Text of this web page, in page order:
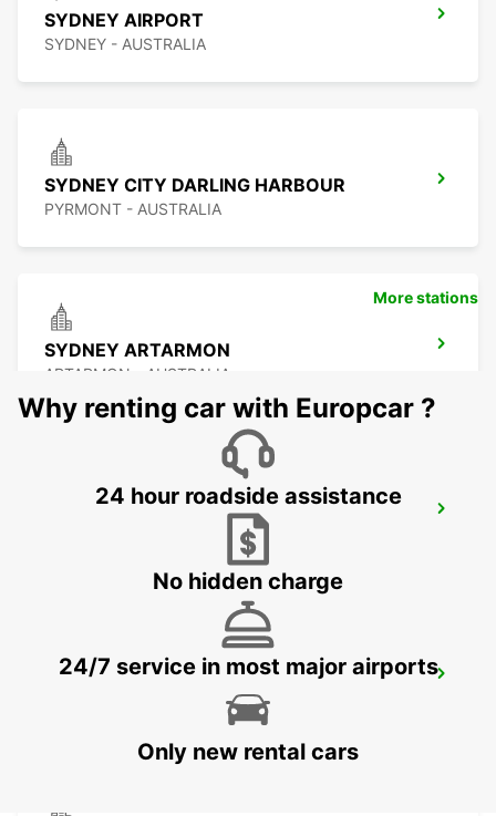
SYDNEY AIRPORT
SYDNEY - AUSTRALIA
SYDNEY CITY DARLING HARBOUR
PYRMONT - AUSTRALIA
SYDNEY ARTARMON
ARTARMON - AUSTRALIA
SYDNEY PARRAMATTA
GRANVILLE - AUSTRALIA
More stations
Why renting car with Europcar ?
24 hour roadside assistance
No hidden charge
24/7 service in most major airports
Only new rental cars